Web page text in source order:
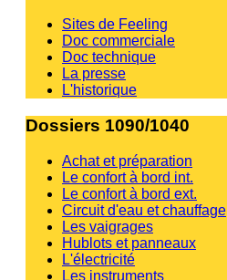
Sites de Feeling
Doc commerciale
Doc technique
La presse
L'historique
Dossiers 1090/1040
Achat et préparation
Le confort à bord int.
Le confort à bord ext.
Circuit d'eau et chauffage
Les vaigrages
Hublots et panneaux
L'électricité
Les instruments